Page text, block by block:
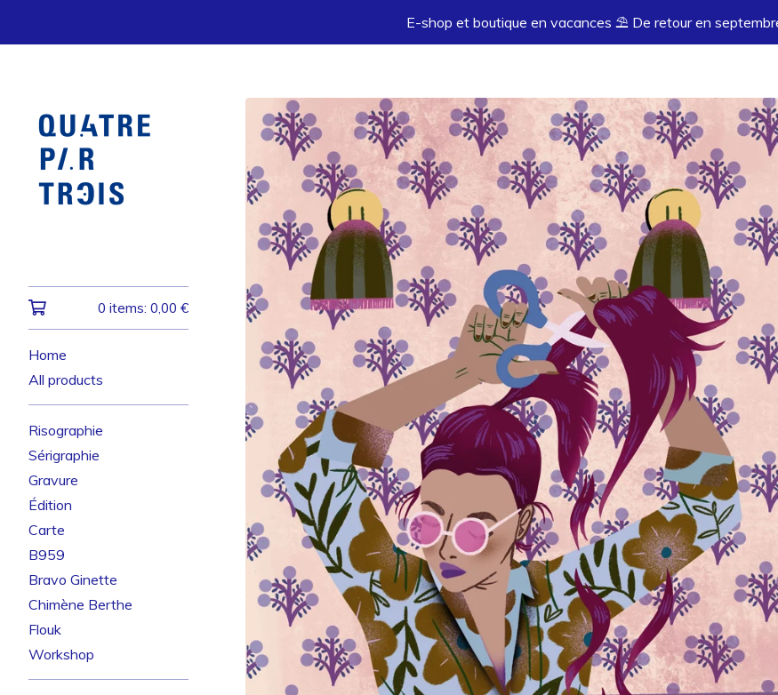
E-shop et boutique en vacances ⛱️ De retour en
0 items: 0,00 €
Home
All products
Risographie
Sérigraphie
Gravure
Édition
Carte
B959
Bravo Ginette
Chimène Berthe
Flouk
Workshop